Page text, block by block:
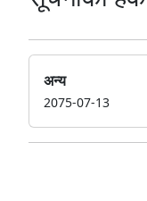
अन्य
2075-07-13